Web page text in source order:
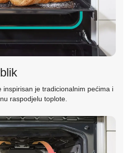
inspirisan je tradicionalnim pećima i
raspodjelu toplote.